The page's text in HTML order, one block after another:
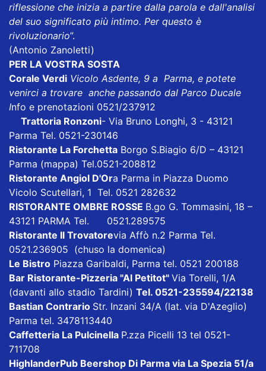
riflessione che inizia a partire dalla parola e dall'analisi
del suo significato più intimo. Per questo è
rivoluzionario”.
(Antonio Zanoletti)
PER LA VOSTRA SOSTA
Corale Verdi Vicolo Asdente, 9 a Parma, e potete
venirci a trovare anche passando dal Parco Ducale
Info e prenotazioni 0521/237912
Trattoria Ronzoni- Via Bruno Longhi, 3 - 43121
Parma Tel. 0521-230146
Ristorante La Forchetta Borgo S.Biagio 6/D – 43121
Parma (mappa) Tel.0521-208812
Ristorante Angiol D'Ora Parma in Piazza Duomo
Vicolo Scutellari, 1 Tel. 0521 282632
RISTORANTE OMBRE ROSSE B.go G. Tommasini, 18 –
43121 PARMA Tel. 0521.289575
Ristorante Il Trovatorevia Affò n.2 Parma Tel.
0521.236905 (chuso la domenica)
Le Bistro Piazza Garibaldi, Parma tel. 0521 200188
Bar Ristorante-Pizzeria "Al Petitot" Via Torelli, 1/A
(davanti allo stadio Tardini) Tel. 0521-235594/22138
Bastian Contrario Str. Inzani 34/A (lat. via D'Azeglio)
Parma tel. 3478113440
Caffetteria La Pulcinella P.zza Picelli 13 tel 0521-
711708
HighlanderPub Beershop Di Parma via La Spezia 51/a